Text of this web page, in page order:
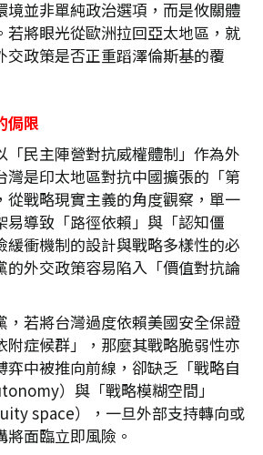
境並非單純政治選項，而是攸關體
若將眼光從歐洲拉回亞太地區，就
交政策是否正重蹈澤倫斯基的覆
侷限
「民主陣營對抗威權體制」作為外
灣是印太地區對抗中國擴張的「第
從戰略現實主義的角度觀察，單一
易導致「路徑依賴」與「認知僵
緩衝機制的設計與戰略多樣性的必
的外交政策容易陷入「價值對抗論
，若將台灣過度依賴美國安全保證
附症候群」，那麼其戰略脆弱性亦
中被推向前線，卻缺乏「戰略自
）與「戰略模糊空間」
space），一旦外部支持轉向或
面臨立即風險。